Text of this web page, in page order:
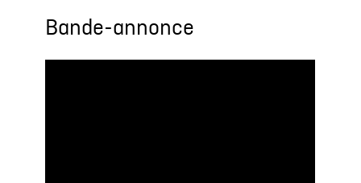
Bande-annonce